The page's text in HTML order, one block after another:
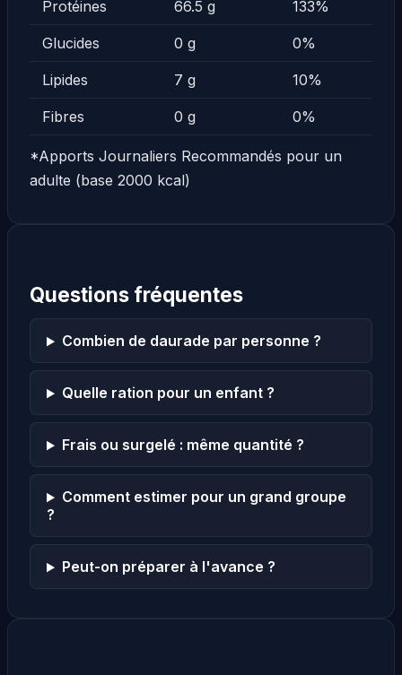
Protéines 66.5 g 133%
Glucides 0 g 0%
Lipides 7 g 10%
Fibres 0 g 0%
*Apports Journaliers Recommandés pour un
adulte (base 2000 kcal)
Questions fréquentes
Combien de daurade par personne ?
Quelle ration pour un enfant ?
Frais ou surgelé : même quantité ?
Comment estimer pour un grand groupe
?
Peut-on préparer à l'avance ?